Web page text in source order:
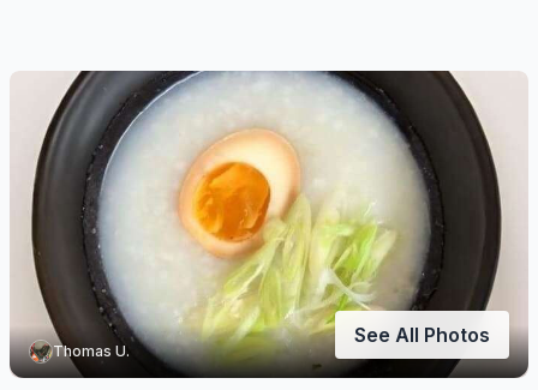
Thomas U.
See All Photos